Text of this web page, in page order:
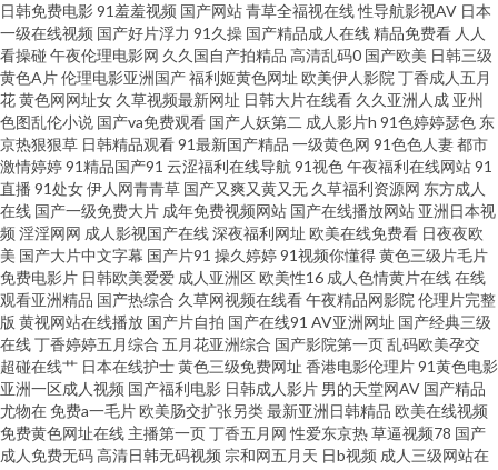
日韩一期二期婷婷 伊人青青香蕉 国产精精 免费看三级AV片 日韩三极片 中日
韩三级黄色 成人91 精品传媒 91岛国 性交一性交 超碰草草网 后入黑丝 欧美日
韩导航 午夜影院006 AV黄色在线 豆花国产mv 久久福利社 欧洲诱惑影院 午夜
福利射喷水 91磨菇网 超碰超碰 国产社区情侣 美女性爱网 久草加勒比 岛国
www 日本免费AA片 97大香蕉热播 福利视频区 玖玖福利导航 五月激情爽片
91色惰网 成人国产自拍 精东影业蜜桃91 日韩电影黄 91传媒专区 超碰人人做
爱 日韩色情三级网 91狼友在线观看 超碰人妻av 精品传媒入口 欧美性爱午夜
剧场 五月婷婷社区 不卡日本视频 精品艹爱 日本性视频 制服中文丝 ts伪娘 韩
日韩免费电影91羞羞视频 国产网站青草全福视在线性导航影视AV 日本
一级在线视频 国产好片浮力 91久操 国产精品成人在线精品免费看 人人
看操碰 午夜伦理电影网 久久国自产拍精品 高清乱码0 国产欧美 日韩三级
黄色A片伦理电影亚洲国产福利姬黄色网址 欧美伊人影院 丁香成人五月
花黄色网网址女 久草视频最新网址 日韩大片在线看 久久亚洲人成 亚州
色图乱伦小说 国产va免费观看 国产人妖第二 成人影片h 91色婷婷瑟色 东
京热狠狠草 日韩精品观看91最新国产精品 一级黄色网 91色色人妻都市
激情婷婷91精品国产91 云涩福利在线导航 91视色午夜福利在线网站91
直播 91处女伊人网青青草 国产又爽又黄又无 久草福利资源网 东方成人
在线 国产一级免费大片 成年免费视频网站 国产在线播放网站 亚洲日本视
频 淫淫网网 成人影视国产在线深夜福利网址 欧美在线免费看 日夜夜欧
美 国产大片中文字幕 国产片91 操久婷婷91视频你懂得黄色三级片毛片
免费电影片 日韩欧美爱爱 成人亚洲区欧美性16 成人色情黄片在线在线
观看亚洲精品 国产热综合 久草网视频在线看午夜精品网影院 伦理片完整
版 黄视网站在线播放 国产片自拍 国产在线91 AV亚洲网址 国产经典三级
在线丁香婷婷五月综合 五月花亚洲综合 国产影院第一页乱码欧美孕交
超碰在线艹 日本在线护士黄色三级免费网址 香港电影伦理片91黄色电影
亚洲一区成人视频 国产福利电影 日韩成人影片 男的天堂网AV 国产精品
尤物在免费a一毛片欧美肠交扩张另类最新亚洲日韩精品 欧美在线视频
免费黄色网址在线 主播第一页丁香五月网 性爱东京热草逼视频78 国产
成人免费无码高清日韩无码视频 宗和网五月天 日b视频 成人三级网站在